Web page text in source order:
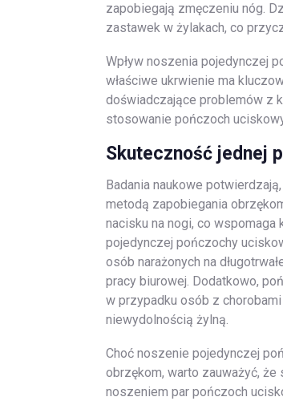
zapobiegają zmęczeniu nóg.
zastawek w żylakach, co
Wpływ noszenia pojedynczej
właściwe ukrwienie ma
doświadczające problemów z
stosowanie pończoch
Skuteczność jednej
Badania naukowe
metodą zapobiegania
nacisku na nogi, co
pojedynczej pończochy
osób narażonych na
pracy biurowej. Dodatkowo,
w przypadku osób z
niewydolnością żylną.
Choć noszenie pojedynczej
obrzękom, warto zauważyć,
noszeniem par pończoch